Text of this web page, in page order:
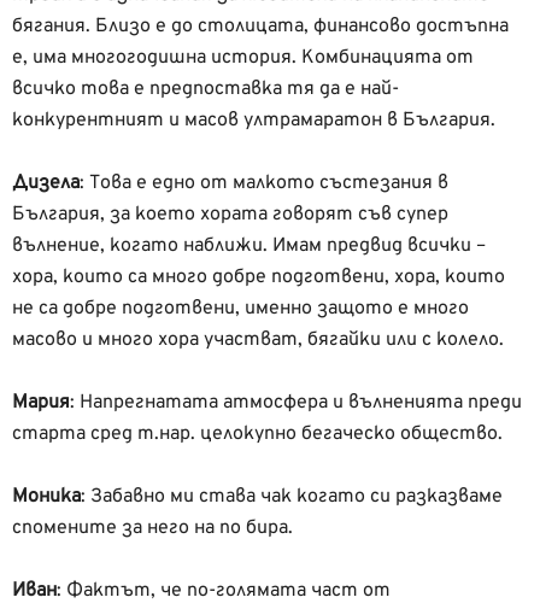
бягания. Близо е до столицата, финансово достъпна
е, има многогодишна история. Комбинацията от
всичко това е предпоставка тя да е най-
конкурентният и масов ултрамаратон в България.
Дизела: Това е едно от малкото състезания в
България, за което хората говорят съв супер
вълнение, когато наближи. Имам предвид всички –
хора, които са много добре подготвени, хора, които
не са добре подготвени, именно защото е много
масово и много хора участват, бягайки или с колело.
Мария: Напрегнатата атмосфера и вълненията преди
старта сред т.нар. целокупно бегаческо общество.
Моника: Забавно ми става чак когато си разказваме
спомените за него на по бира.
Иван: Фактът, че по-голямата част от